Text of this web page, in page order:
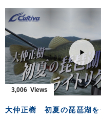
OWNERMOVIEhttp://
オーナーばりwebsite
http://www.owner.co.jp
ます。
■使用アイテム
・虫ピンチスリム
・堤防五目完全セット
・ぶっ飛びサビキ完全セット
・竜宮城シリーズお手軽
・竜宮城シリーズお手軽
・竜宮城シリーズよくば
・波止カワハギ完全セット
釣り時季 サガテレビ毎週
OWNERMOVIEhttp://
3,006